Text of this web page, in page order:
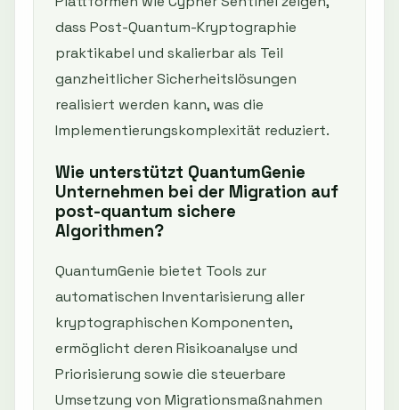
dass Post-Quantum-Kryptographie
praktikabel und skalierbar als Teil
ganzheitlicher Sicherheitslösungen
realisiert werden kann, was die
Implementierungskomplexität reduziert.
Wie unterstützt QuantumGenie
Unternehmen bei der Migration auf
post-quantum sichere
Algorithmen?
QuantumGenie bietet Tools zur
automatischen Inventarisierung aller
kryptographischen Komponenten,
ermöglicht deren Risikoanalyse und
Priorisierung sowie die steuerbare
Umsetzung von Migrationsmaßnahmen